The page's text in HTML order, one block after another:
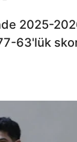
2025-
63'lük